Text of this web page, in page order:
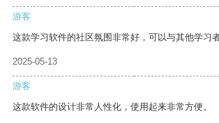
游客
这款学习软件的社区氛围非常好，可以与其他学习
2025-05-13
游客
这款软件的设计非常人性化，使用起来非常方便。